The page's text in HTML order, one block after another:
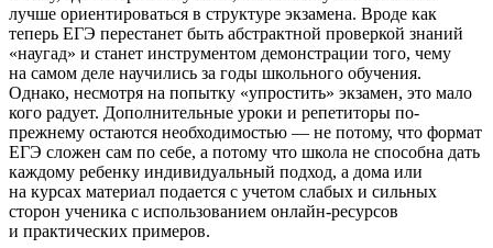
лучше ориентироваться в структуре экзамена. Вроде как
теперь ЕГЭ перестанет быть абстрактной проверкой знаний
«наугад» и станет инструментом демонстрации того, чему
на самом деле научились за годы школьного обучения.
Однако, несмотря на попытку «упростить» экзамен, это мало
кого радует. Дополнительные уроки и репетиторы по-
прежнему остаются необходимостью — не потому, что формат
ЕГЭ сложен сам по себе, а потому что школа не способна дать
каждому ребенку индивидуальный подход, а дома или
на курсах материал подается с учетом слабых и сильных
сторон ученика с использованием онлайн-ресурсов
и практических примеров.